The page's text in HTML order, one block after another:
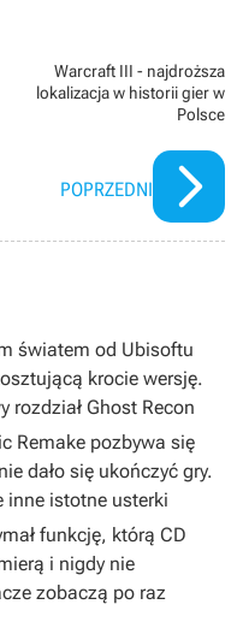
Warcraft III - najdroższa
lokalizacja w historii gier w
Polsce
POPRZEDNI
światem od Ubisoftu
krocie wersję.
rozdział Ghost Recon
Remake pozbywa się
dało się ukończyć gry.
inne istotne usterki
funkcję, którą CD
i nigdy nie
zobaczą po raz